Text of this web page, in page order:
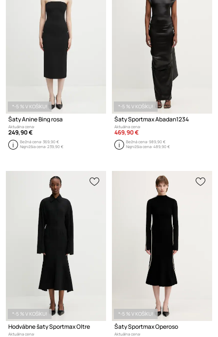
*-5 % V KOŠÍKU!
Šaty Anine Bing rosa
Aktuálna cena:
249,90 €
Bežná cena:369,90 €
Najnižšia cena:239,90 €
*-5 % V KOŠÍKU!
Šaty Sportmax Abadan1234
Aktuálna cena:
469,90 €
Bežná cena:989,90 €
Najnižšia cena:489,90 €
*-5 % V KOŠÍKU!
Hodvábne šaty Sportmax Oltre
Aktuálna cena:
*-5 % V KOŠÍKU!
Šaty Sportmax Operoso
Aktuálna cena: